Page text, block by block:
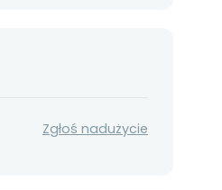
Zgłoś nadużycie